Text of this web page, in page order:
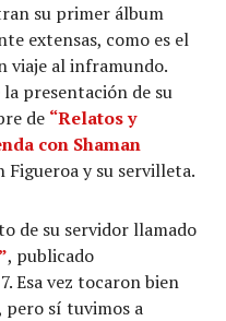
su primer álbum
extensas, como es el
viaje al inframundo.
presentación de su
de “Relatos y
con Shaman
Figueroa y su servilleta.
de su servidor llamado
, publicado
Esa vez tocaron bien
pero sí tuvimos a